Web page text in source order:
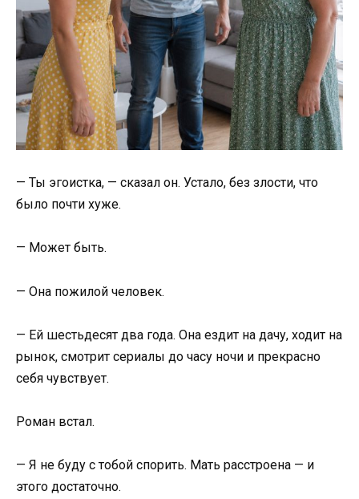
— Ты эгоистка, — сказал он. Устало, без злости, что
было почти хуже.
— Может быть.
— Она пожилой человек.
— Ей шестьдесят два года. Она ездит на дачу, ходит на
рынок, смотрит сериалы до часу ночи и прекрасно
себя чувствует.
Роман встал.
— Я не буду с тобой спорить. Мать расстроена — и
этого достаточно.